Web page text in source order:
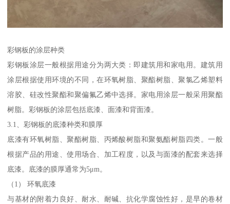
彩钢板的涂层种类
彩钢板涂层一般根据用途分为两大类：即建筑用和家电用。建筑用
涂层根据使用环境的不同，在环氧树脂、聚酯树脂、聚氯乙烯塑料
溶胶、硅改性聚酯和聚偏氟乙烯中选择。家电用涂层一般采用聚酯
树脂。彩钢板的涂层包括底漆、面漆和背面漆。
3.1、彩钢板的底漆种类和膜厚
底漆有环氧树脂、聚酯树脂、丙烯酸树脂和聚氨酯树脂四类。一般
根据产品的用途、使用场合、加工程度，以及与面漆的配套来选择
底漆。底漆的膜厚通常为5μm。
（1） 环氧底漆
与基材的附着力良好、耐水、耐碱、抗化学腐蚀性好，是早的卷材